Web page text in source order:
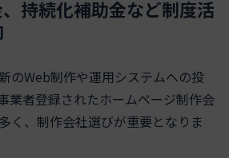
持続化補助金など制度活
のWeb制作や運用システムへの投
業者登録されたホームページ制作会
く、制作会社選びが重要となりま